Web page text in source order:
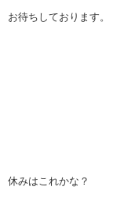
お待ちしております。
休みはこれかな？